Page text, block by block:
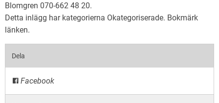
Blomgren 070-662 48 20.
Detta inlägg har kategorierna Okategoriserade. Bokmärk
länken.
Dela
Facebook